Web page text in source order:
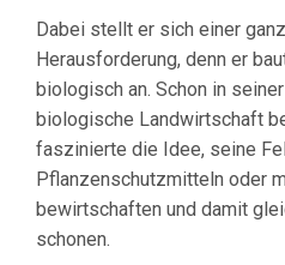
Dabei stellt er sich einer
Herausforderung, denn er
biologisch an. Schon in
biologische Landwirtschaft
faszinierte die Idee, seine
Pflanzenschutzmitteln oder
bewirtschaften und damit
schonen.